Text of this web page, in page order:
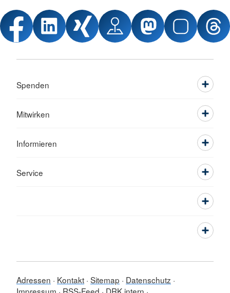
Spenden
Mitwirken
Informieren
Service
Adressen Kontakt Sitemap
Datenschutz